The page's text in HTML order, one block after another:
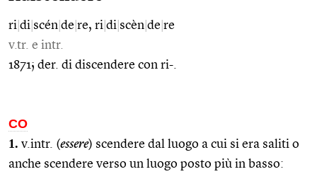
ri di scén de re, ri di scèn de re
v.tr. e intr.
1871; der. di discendere con ri-.
CO
1. v.intr. (essere) scendere dal luogo a cui si era saliti o
anche scendere verso un luogo posto più in basso: